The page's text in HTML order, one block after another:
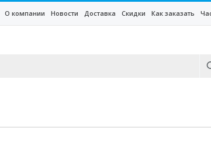
О компании Новости Доставка Скидки Как заказать